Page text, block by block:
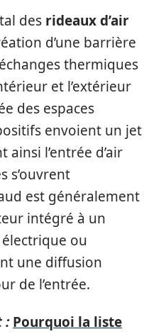
des rideaux d’air
d’une barrière
thermiques
et l’extérieur
des espaces
envoient un jet
ainsi l’entrée d’air
s’ouvrent
est généralement
intégré à un
ou
une diffusion
de l’entrée.
: Pourquoi la liste